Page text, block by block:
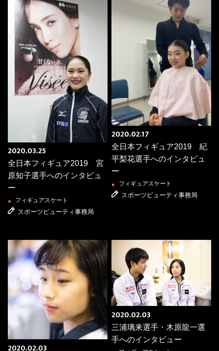
2020.03.25
全日本フィギュア2019 宮
原知子選手へのインタビュ
ー
● フィギュアスケート
スポーツビューティ事務局
2020.02.17
全日本フィギュア2019 紀
平梨花選手へのインタビュ
ー
● フィギュアスケート
スポーツビューティ事務局
2020.02.03
2020.02.03
三浦璃来選手・木原龍一選
手へのインタビュー